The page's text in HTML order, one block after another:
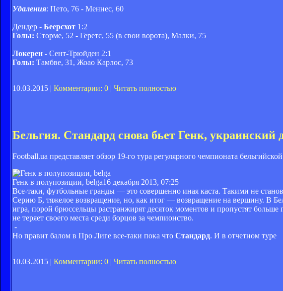
Удаления: Пето, 76 - Меннес, 60
Дендер - Беерсхот 1:2
Голы: Сторме, 52 - Геретс, 55 (в свои ворота), Малки, 75
Локерен - Сент-Трюйден 2:1
Голы: Тамбве, 31, Жоао Карлос, 73
10.03.2015 | Комментарии: 0 | Читать полностью
Бельгия. Стандард снова бьет Генк, украинский
Football.ua представляет обзор 19-го тура регулярного чемпионата
Генк в полупозиции, belga16 декабря 2013, 07:25
Все-таки, футбольные гранды — это совершенно иная каста. Такими не
Серию Б, тяжелое возвращение, но, как итог — возвращение на вершину. В
игра, порой брюссельцы растранжирят десяток моментов и пропустят
не теряет своего места среди борцов за чемпионство.
-
Но правит балом в Про Лиге все-таки пока что Стандард. И в отчетном туре
10.03.2015 | Комментарии: 0 | Читать полностью